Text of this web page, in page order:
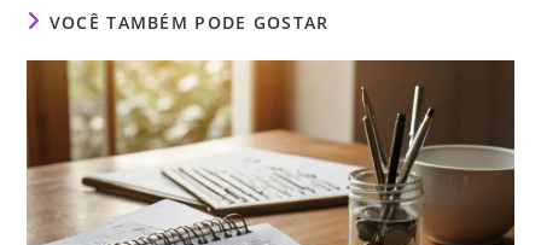
VOCÊ TAMBÉM PODE GOSTAR